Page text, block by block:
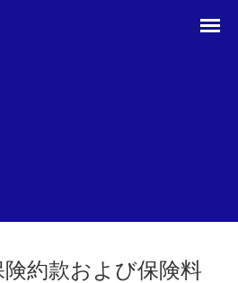
約款および保険料